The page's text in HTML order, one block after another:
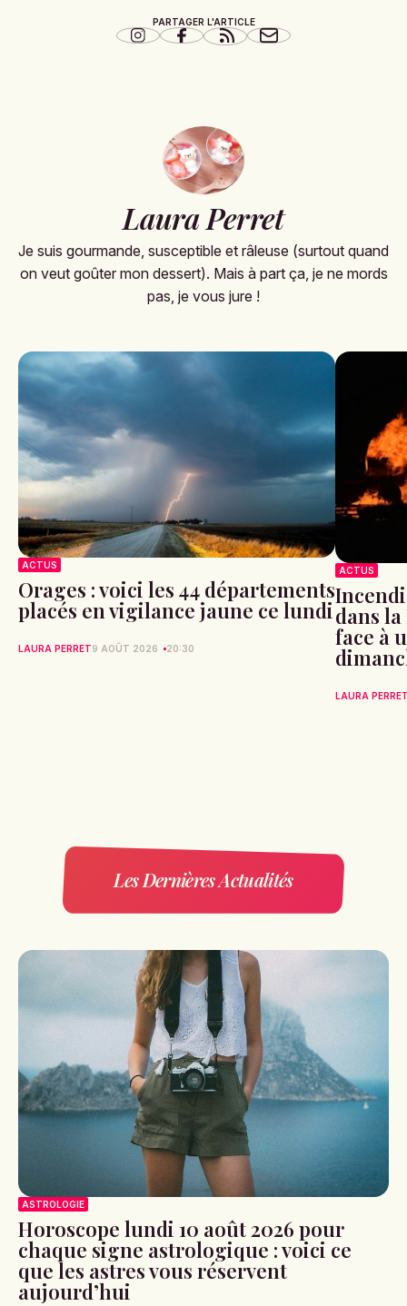
PARTAGER L'ARTICLE
Laura Perret
Je suis gourmande, susceptible et râleuse (surtout quand
on veut goûter mon dessert). Mais à part ça, je ne mords
pas, je vous jure !
ACTUS
Orages : voici les 44 départements
placés en vigilance jaune ce lundi
LAURA PERRET9 AOÛT 2026 20:30
ACTUS
dans
face à
LAURA
Les Dernières Actualités
ASTROLOGIE
Horoscope lundi 10 août 2026 pour
chaque signe astrologique : voici ce
que les astres vous réservent
aujourd’hui